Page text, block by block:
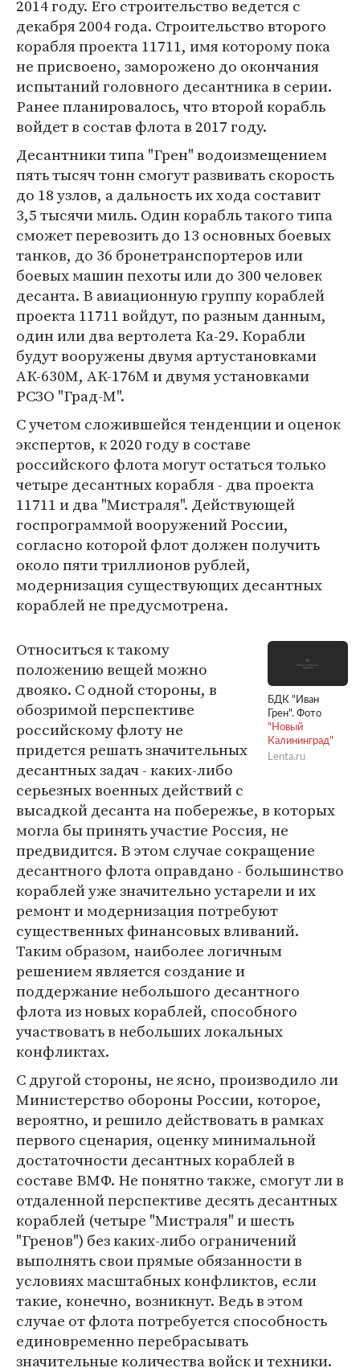
2014 году. Его строительство ведется с
декабря 2004 года. Строительство второго
корабля проекта 11711, имя которому пока
не присвоено, заморожено до окончания
испытаний головного десантника в серии.
Ранее планировалось, что второй корабль
войдет в состав флота в 2017 году.
Десантники типа "Грен" водоизмещением
пять тысяч тонн смогут развивать скорость
до 18 узлов, а дальность их хода составит
3,5 тысячи миль. Один корабль такого типа
сможет перевозить до 13 основных боевых
танков, до 36 бронетранспортеров или
боевых машин пехоты или до 300 человек
десанта. В авиационную группу кораблей
проекта 11711 войдут, по разным данным,
один или два вертолета Ка-29. Корабли
будут вооружены двумя артустановками
АК-630М, АК-176М и двумя установками
РСЗО "Град-М".
С учетом сложившейся тенденции и оценок
экспертов, к 2020 году в составе
российского флота могут остаться только
четыре десантных корабля - два проекта
11711 и два "Мистраля". Действующей
госпрограммой вооружений России,
согласно которой флот должен получить
около пяти триллионов рублей,
модернизация существующих десантных
кораблей не предусмотрена.
БДК "Иван
Грен". Фото
"Новый
Калининград"
Lenta.ru
Относиться к такому
положению вещей можно
двояко. С одной стороны, в
обозримой перспективе
российскому флоту не
придется решать значительных
десантных задач - каких-либо
серьезных военных действий с
высадкой десанта на побережье, в которых
могла бы принять участие Россия, не
предвидится. В этом случае сокращение
десантного флота оправдано - большинство
кораблей уже значительно устарели и их
ремонт и модернизация потребуют
существенных финансовых вливаний.
Таким образом, наиболее логичным
решением является создание и
поддержание небольшого десантного
флота из новых кораблей, способного
участвовать в небольших локальных
конфликтах.
С другой стороны, не ясно, производило ли
Министерство обороны России, которое,
вероятно, и решило действовать в рамках
первого сценария, оценку минимальной
достаточности десантных кораблей в
составе ВМФ. Не понятно также, смогут ли в
отдаленной перспективе десять десантных
кораблей (четыре "Мистраля" и шесть
"Гренов") без каких-либо ограничений
выполнять свои прямые обязанности в
условиях масштабных конфликтов, если
такие, конечно, возникнут. Ведь в этом
случае от флота потребуется способность
единовременно перебрасывать
значительные количества войск и техники.